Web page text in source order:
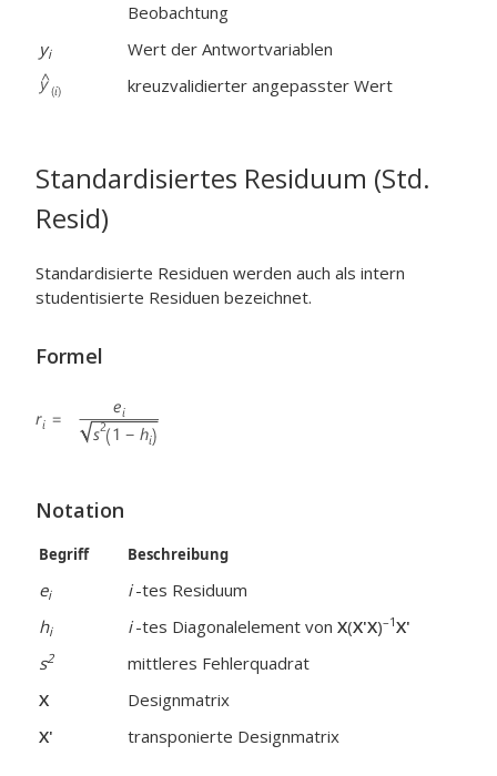
Beobachtung
yi
Wert der Antwortvariablen
kreuzvalidierter angepasster Wert
Standardisiertes Residuum (Std.
Resid)
Standardisierte Residuen werden auch als intern
studentisierte Residuen bezeichnet.
Formel
Notation
Begriff Beschreibung
ei i -tes Residuum
hi i -tes Diagonalelement vonX(X'X)–1X'
s2
mittleres Fehlerquadrat
X
Designmatrix
X'
transponierte Designmatrix